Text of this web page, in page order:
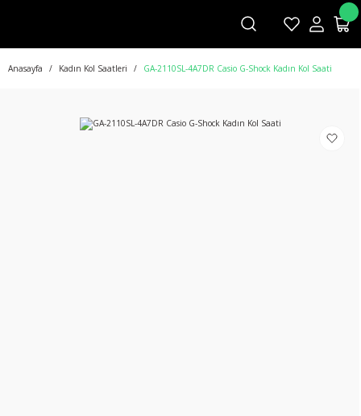
Anasayfa Kadın Kol Saatleri GA-2110SL-4A7DR Casio G-Shock Kadın Kol Saati